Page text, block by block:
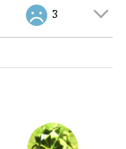
3